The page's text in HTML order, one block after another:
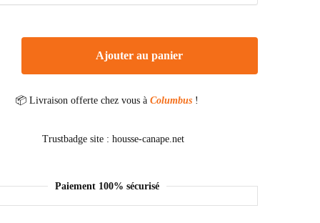
Ajouter au panier
📦 Livraison offerte chez vous àColumbus !
Paiement 100% sécurisé